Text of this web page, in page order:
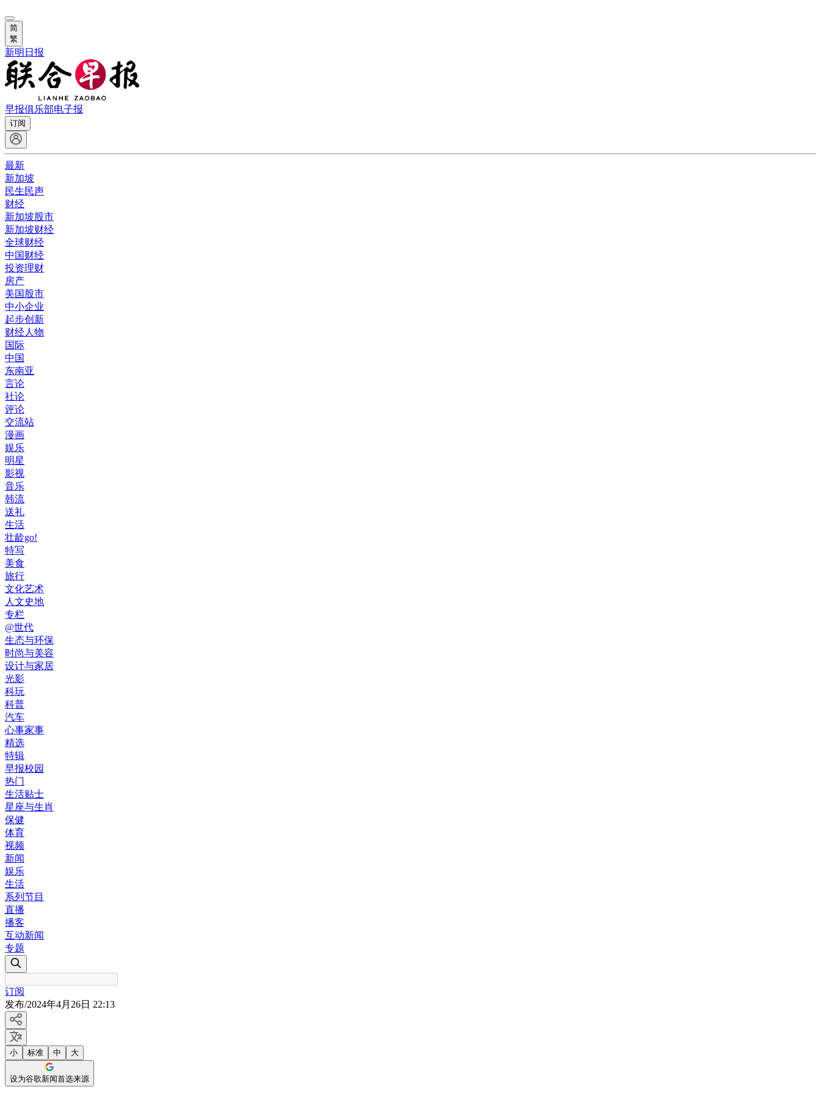
简
繁
新明日报
早报俱乐部电子报
订阅
最新
新加坡
民生民声
财经
新加坡股市
新加坡财经
全球财经
中国财经
投资理财
房产
美国股市
中小企业
起步创新
财经人物
国际
中国
东南亚
言论
社论
评论
交流站
漫画
娱乐
明星
影视
音乐
韩流
送礼
生活
壮龄go!
特写
美食
旅行
文化艺术
人文史地
专栏
@世代
生态与环保
时尚与美容
设计与家居
光影
科玩
科普
汽车
心事家事
精选
特辑
早报校园
热门
生活贴士
星座与生肖
保健
体育
视频
新闻
娱乐
生活
系列节目
直播
播客
互动新闻
专题
订阅
发布/2024年4月26日 22:13
小 标准 中 大
设为谷歌新闻首选来源